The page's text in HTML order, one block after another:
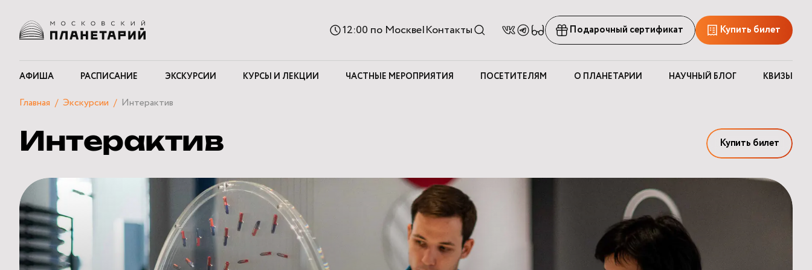
12:00 по Москве|Контакты
Версия
для
слабовидящих
Подарочный сертификат Купить билет
АФИША РАСПИСАНИЕ ЭКСКУРСИИ КУРСЫ И ЛЕКЦИИ ЧАСТНЫЕ МЕРОПРИЯТИЯ ПОСЕТИТЕЛЯМ О ПЛАНЕТАРИИ НАУЧНЫЙ БЛОГ КВИЗЫ
Главная Экскурсии Интерактив
Интерактив Купить билет